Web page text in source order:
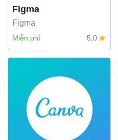
Figma
Figma
Miễn phí 5,0